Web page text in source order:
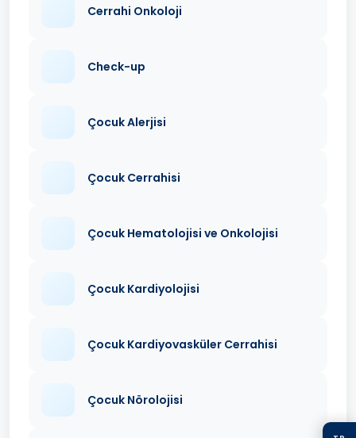
Cerrahi Onkoloji
Check-up
Çocuk Alerjisi
Çocuk Cerrahisi
Çocuk Hematolojisi ve Onkolojisi
Çocuk Kardiyolojisi
Çocuk Kardiyovasküler Cerrahisi
Çocuk Nörolojisi